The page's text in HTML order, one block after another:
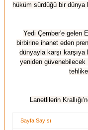
hüküm sürdüğü bir dünya
Yedi Çember'e gelen
birbirine ihanet eden
dünyayla karşı
yeniden güvenebilecek
Lanetlilerin
Sayfa Sayısı